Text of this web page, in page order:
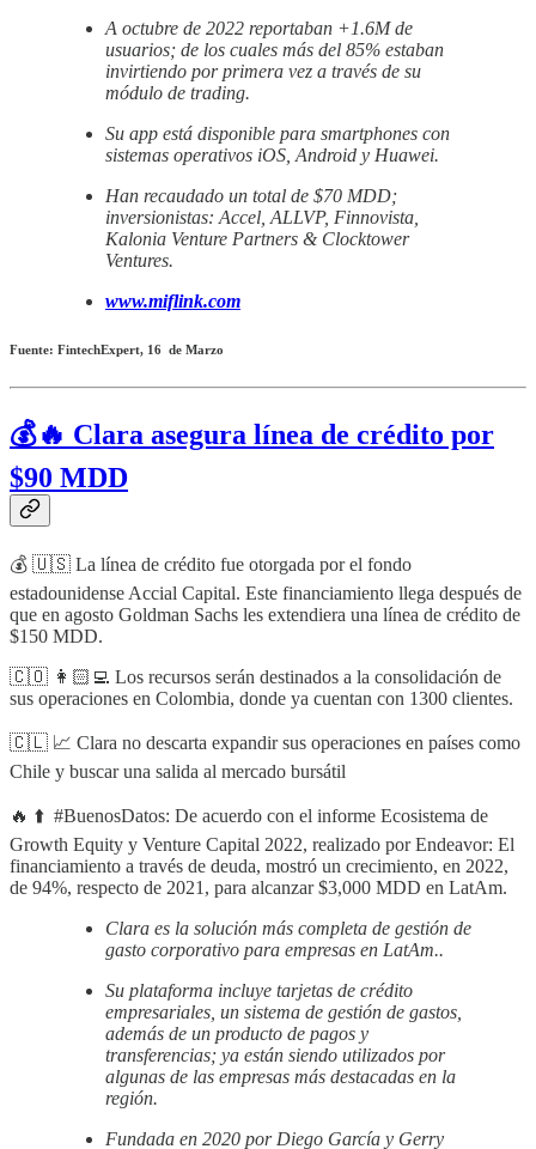
A octubre de 2022 reportaban +1.6M de
usuarios; de los cuales más del 85% estaban
invirtiendo por primera vez a través de su
módulo de trading.
Su app está disponible para smartphones con
sistemas operativos iOS, Android y Huawei.
Han recaudado un total de $70 MDD;
inversionistas: Accel, ALLVP, Finnovista,
Kalonia Venture Partners & Clocktower
Ventures.
www.miflink.com
Fuente: FintechExpert, 16 de Marzo
💰🔥 Clara asegura línea de crédito por
$90 MDD
💰 🇺🇸 La línea de crédito fue otorgada por el fondo
estadounidense Accial Capital. Este financiamiento llega después de
que en agosto Goldman Sachs les extendiera una línea de crédito de
$150 MDD.
🇨🇴 👩🏻‍💻 Los recursos serán destinados a la consolidación de
sus operaciones en Colombia, donde ya cuentan con 1300 clientes.
🇨🇱 📈 Clara no descarta expandir sus operaciones en países como
Chile y buscar una salida al mercado bursátil
🔥 ⬆️ #BuenosDatos: De acuerdo con el informe Ecosistema de
Growth Equity y Venture Capital 2022, realizado por Endeavor: El
financiamiento a través de deuda, mostró un crecimiento, en 2022,
de 94%, respecto de 2021, para alcanzar $3,000 MDD en LatAm.
Clara es la solución más completa de gestión de
gasto corporativo para empresas en LatAm..
Su plataforma incluye tarjetas de crédito
empresariales, un sistema de gestión de gastos,
además de un producto de pagos y
transferencias; ya están siendo utilizados por
algunas de las empresas más destacadas en la
región.
Fundada en 2020 por Diego García y Gerry